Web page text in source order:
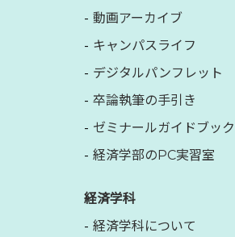
動画アーカイブ
キャンパスライフ
デジタルパンフレット
卒論執筆の手引き
ゼミナールガイドブック
経済学部のPC実習室
経済学科
経済学科について